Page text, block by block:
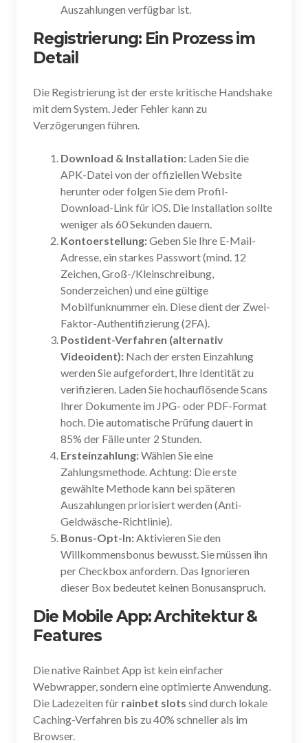
Auszahlungen verfügbar ist.
Registrierung: Ein Prozess im
Detail
Die Registrierung ist der erste kritische Handshake
mit dem System. Jeder Fehler kann zu
Verzögerungen führen.
Download & Installation: Laden Sie die
APK-Datei von der offiziellen Website
herunter oder folgen Sie dem Profil-
Download-Link für iOS. Die Installation sollte
weniger als 60 Sekunden dauern.
Kontoerstellung:Geben Sie Ihre E-Mail-
Adresse, ein starkes Passwort (mind. 12
Zeichen, Groß-/Kleinschreibung,
Sonderzeichen) und eine gültige
Mobilfunknummer ein. Diese dient der Zwei-
Faktor-Authentifizierung (2FA).
Postident-Verfahren (alternativ
Videoident): Nach der ersten Einzahlung
werden Sie aufgefordert, Ihre Identität zu
verifizieren. Laden Sie hochauflösende Scans
Ihrer Dokumente im JPG- oder PDF-Format
hoch. Die automatische Prüfung dauert in
85% der Fälle unter 2 Stunden.
Ersteinzahlung:Wählen Sie eine
Zahlungsmethode. Achtung: Die erste
gewählte Methode kann bei späteren
Auszahlungen priorisiert werden (Anti-
Geldwäsche-Richtlinie).
Bonus-Opt-In:Aktivieren Sie den
Willkommensbonus bewusst. Sie müssen ihn
per Checkbox anfordern. Das Ignorieren
dieser Box bedeutet keinen Bonusanspruch.
Die Mobile App: Architektur &
Features
Die native Rainbet App ist kein einfacher
Webwrapper, sondern eine optimierte Anwendung.
Die Ladezeiten für rainbet slots sind durch lokale
Caching-Verfahren bis zu 40% schneller als im
Browser.